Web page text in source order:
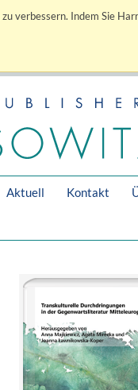
verbessern. Indem Sie
Aktuell Kontakt